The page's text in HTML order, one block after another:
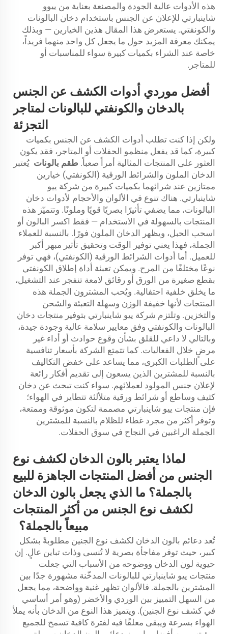
هذه الأدوات عالية الجودة والمصنعة بعناية من ييوو
شاينبارتي للإعلان عن الجنس باستخدام دخان البالونات
والكونفتي. يستعرض هذا المقال هذين الخيارين — وبذلك
يمكنك معرفة المزيد حول ما يجعل كل واحد منهما فريداً،
خاصة عند الشراء بكميات كبيرة سواء للمناسبات أو
للمتاجر.
أفضل موردي أدوات الكشف عن الجنس
بالدخان والكونفتي للبالونات لمتاجر
التجزئة
ولكن إذا كنت تطلب أدوات الكشف عن الجنس بكميات
كبيرة، كما قد يفعل منظمو الحفلات أو المتاجر، فقد يكون
العثور على المنتجات المثالية أمراً صعباً. طقم بالونات يُعتبر
الدخان الملون والشرائط الورقية (الكونفتي) خيارين
ممتازين عند شرائهما بكميات كبيرة من شركة ييو
شاينبارتي. هناك تنوع في الألوان والأحجام لأدوات دخان
البالونات، مما يضفي تأثيرًا بصريًا قويًا وملونًا. وتتميّز هذه
المنتجات بالسهولة في الاستخدام — فقط اكسر البالون أو
اسحب الحبل، ويظهر الدخان الملون فورًا. بالنسبة للعملاء
الجملة، فهذا يعني توفير الوقت وتحقيق تأثير مبهر أكبر
للعميل. أما أدوات الشرائط الورقية (الكونفتي)، فهي توفر
نوعًا مختلفًا من المرح. ويمكن تعبئة أداة إطلاق الكونفتي
بقطع صغيرة من الورق أو رقائق لامعة تنفجر عند التشغيل،
ما يخلق خلفية احتفالية. ويُحب المشترون الجملة هذه
المنتجات لأنها خفيفة الوزن وسهلة التعبئة والشحن
والتخزين. وتلتزم شركة ييو شاينبارتي بتوفير منتجات دخان
البالونات والكونفتي وفق معايير سلامة عالية وجودة جيدة،
وبالتالي لا داعي للقلق بشأن وقوع حوادث أو أداء غير
مرضٍ خلال الفعاليات. كما تتمتع الشركة بأسعار تنافسية
على الطلبات الكبرى، مما يساعد على خفض التكاليف
بالنسبة للمشترين الذين يسعون إلى تقديم أفكار رائعة
لإعلان جنس المولود لعملائهم. سواء كنت تبحث عن دخان
كثيف وساطع أو شرائط ورقية متلألئة تتطاير في الهواء؛
فإن منتجات ييو شاينبارتي مصممة لتكون موثوقة وممتعة،
وتوفر أكثر من مجرد غطاء للظلام بالنسبة للمشترين
الجملة الراغبين في النجاح في سوق الحفلات.
لماذا يعتبر بالون الدخان لكشف نوع
الجنس من أفضل المنتجات الجاهزة للبيع
بالجملة؟ ما الذي يجعل بالون الدخان
لكشف نوع الجنس من أكثر المنتجات
مبيعاً بالجملة؟
تُعد دعائم بالون الدخان لكشف نوع الجنين مطلوبةً بشكل
كبير، حيث توفر مفاجأة بصرية لا تُنسى وذات تباين عالٍ. إن
حيوية لون الدخان ووضوحه من الأسباب التي جعلت
منتجات ييو شاينبارتي للبالونات المدخّنة مشهورة جدًا بين
المشترين بالجملة. فالألوان تظهر غنية وواضحة، مما يجعل
من السهل التمييز بين الوردي والأخضر (وهو أمر أساسي
في كشف نوع الجنين). ويتميز هذا النوع من الدخان بأنه يملأ
الهواء بسرعة ويبقى معلقًا فيه لفترة كافية تسمح للجميع